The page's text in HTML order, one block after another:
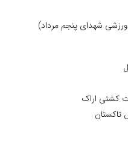
کشتی اراک
تاکستان
مقابل مالخاز آمویان از